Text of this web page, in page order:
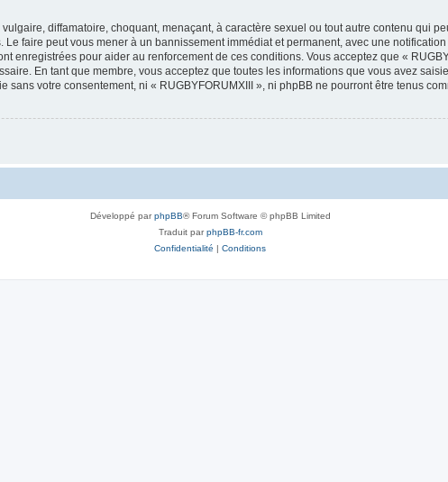
diffamatoire, choquant, menaçant, à caractère sexuel ou tout autre contenu qui
faire peut vous mener à un bannissement immédiat et permanent, avec une
enregistrées pour aider au renforcement de ces conditions. Vous acceptez que «
En tant que membre, vous acceptez que toutes les informations que vous avez
sans votre consentement, ni « RUGBYFORUMXIII », ni phpBB ne pourront être tenus
Développé parphpBB® Forum Software © phpBB Limited
Traduit parphpBB-fr.com
Confidentialité | Conditions